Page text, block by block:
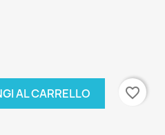
AL CARRELLO favorite_border